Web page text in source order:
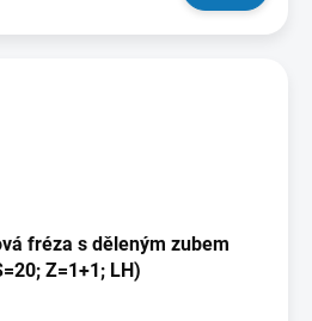
fréza s děleným zubem
Z=1+1; LH)